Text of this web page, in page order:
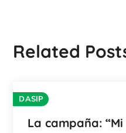
Related
DASIP
La campaña: